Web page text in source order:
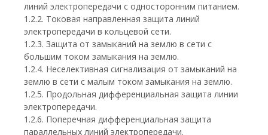
линий электропередачи с односторонним питанием.
1.2.2. Токовая направленная защита линий
электропередачи в кольцевой сети.
1.2.3. Защита от замыканий на землю в сети с
большим током замыкания на землю.
1.2.4. Неселективная сигнализация от замыканий на
землю в сети с малым током замыкания на землю.
1.2.5. Продольная дифференциальная защита линии
электропередачи.
1.2.6. Поперечная дифференциальная защита
параллельных линий электропередачи.